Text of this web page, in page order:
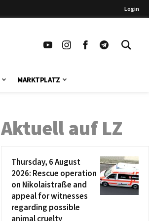
Login
MARKTPLATZ
Aktuell auf LZ
Thursday, 6 August
2026: Rescue operation
on Nikolaistraße and
appeal for witnesses
regarding possible
animal cruelty